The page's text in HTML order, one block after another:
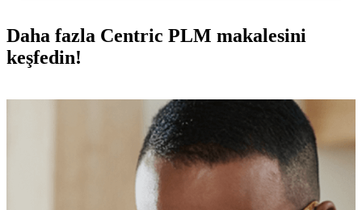
Daha fazla Centric PLM makalesini
keşfedin!